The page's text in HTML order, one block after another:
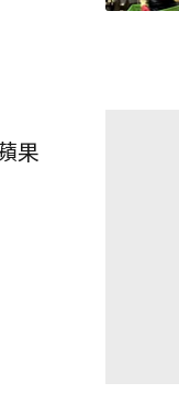
果